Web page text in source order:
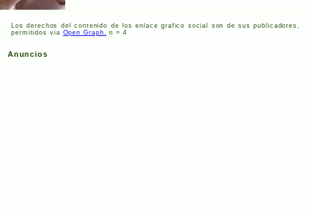
Los derechos del contenido de los enlace grafico social son de sus publicadores,
permitidos via Open Graph. n = 4
Anuncios